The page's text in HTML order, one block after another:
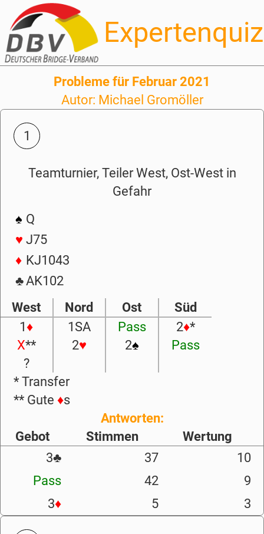
Expertenquiz
Probleme für Februar 2021
Autor: Michael Gromöller
1
Teamturnier, Teiler West, Ost-West in
Gefahr
♠ Q
♥ J75
♦ KJ1043
♣AK102
West
Nord Ost
Süd
1♦ 1SA Pass 2♦*
X** 2♥ 2♠
Pass
?
* Transfer
** Gute♦s
Antworten:
Gebot
Stimmen
Wertung
3♣ 37
10
Pass
42
9
3♦ 5 3